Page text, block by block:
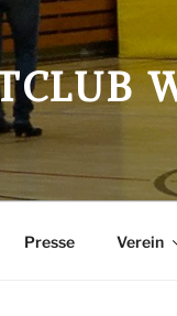
Presse Verein